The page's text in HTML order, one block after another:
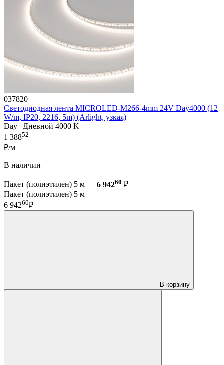
037820
Светодиодная лента MICROLED-M266-4mm 24V Day4000 (12
W/m, IP20, 2216, 5m) (Arlight, узкая)
Day | Дневной 4000 K
1 38852
₽/м
В наличии
Пакет (полиэтилен) 5 м — 6 94260 ₽
Пакет (полиэтилен) 5 м
6 94260₽
В корзину